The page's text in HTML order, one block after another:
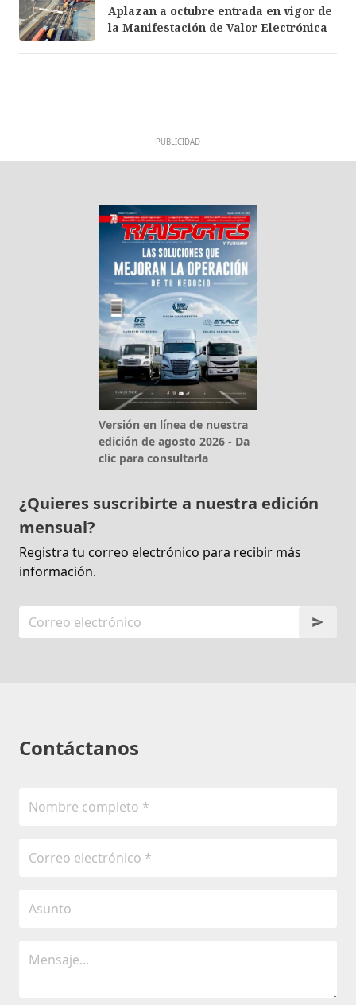
Aplazan a octubre entrada en vigor de
la Manifestación de Valor Electrónica
PUBLICIDAD
Versión en línea de nuestra
edición de agosto 2026 - Da
clic para consultarla
¿Quieres suscribirte a nuestra edición
mensual?
Registra tu correo electrónico para recibir más
información.
Contáctanos